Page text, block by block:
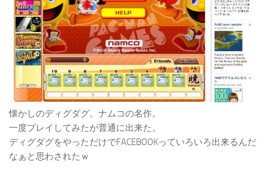
懐かしのディグダグ。ナムコの名作。
一度プレイしてみたが普通に出来た。
ディグダグをやっただけでFACEBOOKっていろいろ出来るんだ
なぁと思わされたｗ